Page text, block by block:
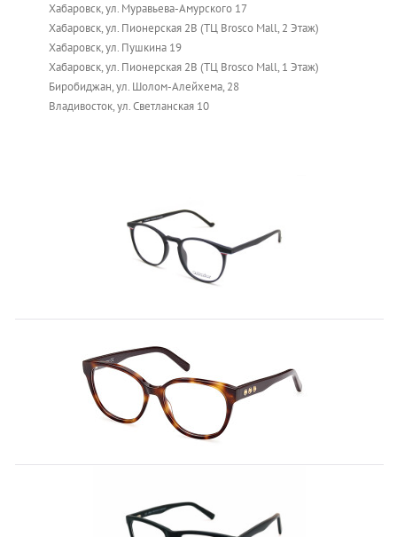
Хабаровск, ул. Муравьева-Амурского 17
Хабаровск, ул. Пионерская 2В (ТЦ Brosco Mall, 2 Этаж)
Хабаровск, ул. Пушкина 19
Хабаровск, ул. Пионерская 2В (ТЦ Brosco Mall, 1 Этаж)
Биробиджан, ул. Шолом-Алейхема, 28
Владивосток, ул. Светланская 10